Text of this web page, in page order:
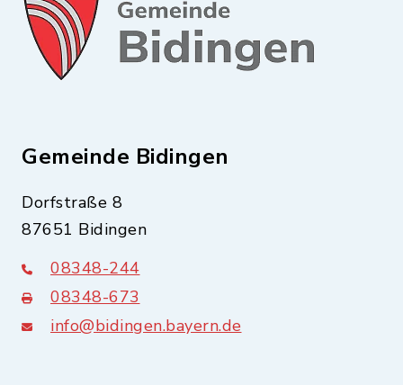
Gemeinde Bidingen
Dorfstraße 8
87651 Bidingen
08348-244
08348-673
info@bidingen.bayern.de